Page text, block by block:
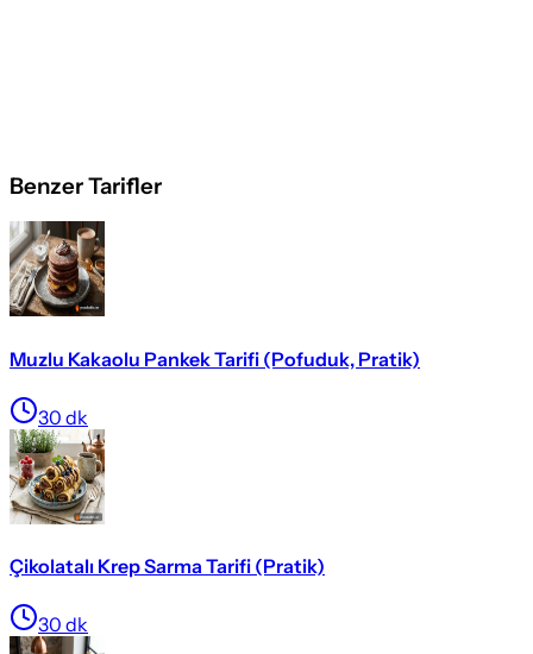
Benzer Tarifler
Muzlu Kakaolu Pankek Tarifi (Pofuduk, Pratik)
30 dk
Çikolatalı Krep Sarma Tarifi (Pratik)
30 dk